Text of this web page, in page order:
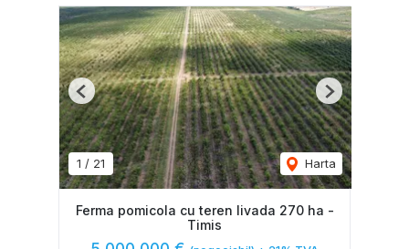
1 / 21 Harta
Previous Next
Ferma pomicola cu teren livada 270 ha -
Timis